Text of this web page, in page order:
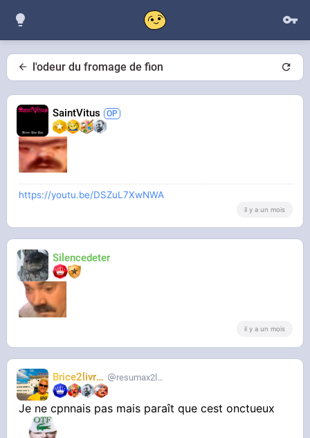
l'odeur du fromage de fion
SaintVitus
https://youtu.be/DSZuL7XwNWA
il y a un mois
Silencedeter
il y a un mois
Brice2livres resumax2livres
Je ne cpnnais pas mais paraît que cest onctueux